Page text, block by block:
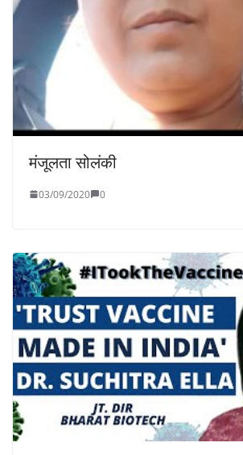
मंजूलता सोलंकी
03/09/2020 0